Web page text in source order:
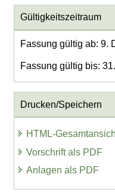
Gültigkeitszeitraum
Fassung gültig ab: 9.
Fassung gültig bis:
Drucken/Speichern
HTML-
Vorschrift als PDF
Anlagen als PDF